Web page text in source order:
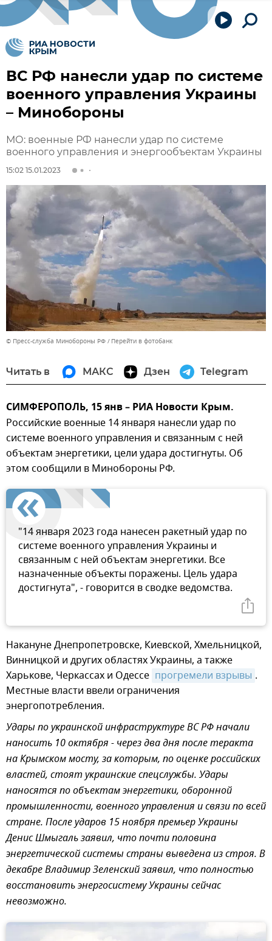
ВС РФ нанесли удар по системе
военного управления Украины
– Минобороны
МО: военные РФ нанесли удар по системе
военного управления и энергообъектам Украины
15:02 15.01.2023
© Пресс-служба Минобороны РФ Перейти в фотобанк
Читать в МАКС Дзен Telegram
СИМФЕРОПОЛЬ, 15 янв – РИА Новости Крым.
Российские военные 14 января нанесли удар по
системе военного управления и связанным с ней
объектам энергетики, цели удара достигнуты. Об
этом сообщили в Минобороны РФ.
"14 января 2023 года нанесен ракетный удар по
системе военного управления Украины и
связанным с ней объектам энергетики. Все
назначенные объекты поражены. Цель удара
достигнута", - говорится в сводке ведомства.
Накануне Днепропетровске, Киевской, Хмельницкой,
Винницкой и других областях Украины, а также
Харькове, Черкассах и Одессе прогремели взрывы .
Местные власти ввели ограничения
энергопотребления.
Удары по украинской инфраструктуре ВС РФ начали
наносить 10 октября - через два дня после теракта
на Крымском мосту, за которым, по оценке российских
властей, стоят украинские спецслужбы. Удары
наносятся по объектам энергетики, оборонной
промышленности, военного управления и связи по всей
стране. После ударов 15 ноября премьер Украины
Денис Шмыгаль заявил, что почти половина
энергетической системы страны выведена из строя. В
декабре Владимир Зеленский заявил, что полностью
восстановить энергосистему Украины сейчас
невозможно.